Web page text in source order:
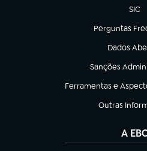
SIC
Perguntas
(abre em nova
Dados
(abre em
Sanções
(abre em nova
Ferramentas e
(abre em nova aba)
Outras
(abre em
A